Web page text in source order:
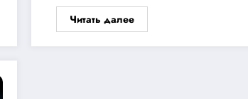
Читать далее